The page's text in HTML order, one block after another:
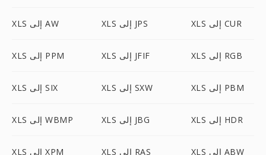
XLS إلى AW XLS إلى JPS XLS إلى CUR
XLS إلى PPM XLS إلى JFIF XLS إلى RGB
XLS إلى SIX XLS إلى SXW XLS إلى PBM
XLS إلى WBMP XLS إلى JBG XLS إلى HDR
XLS إلى XPM XLS إلى RAS XLS إلى ABW